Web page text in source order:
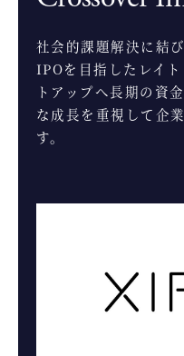
社会的課題解決に結
IPOを目指したレイ
トアップへ長期の資
な成長を重視して企
す。